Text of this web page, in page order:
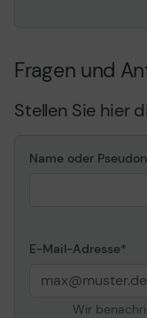
Fragen und
Stellen Sie hier
Name oder
E-Mail-Adresse
Wir